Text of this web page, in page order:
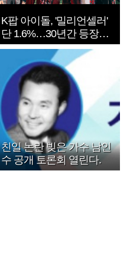
K팝 아이돌, '밀리언셀러'
단 1.6%…30년간 등장
1182개팀 전수조사
친일 논란 빚은 가수 남인
수 공개 토론회 열린다.